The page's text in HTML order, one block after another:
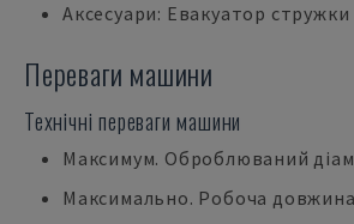
Аксесуари: Евакуатор стружки
Переваги машини
Технічні переваги машини
Максимум. Оброблюваний
Максимально. Робоча